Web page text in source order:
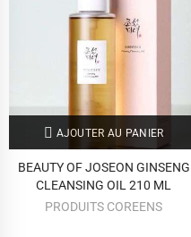
AJOUTER AU PANIER
BEAUTY OF JOSEON GINSENG
CLEANSING OIL 210 ML
PRODUITS COREENS